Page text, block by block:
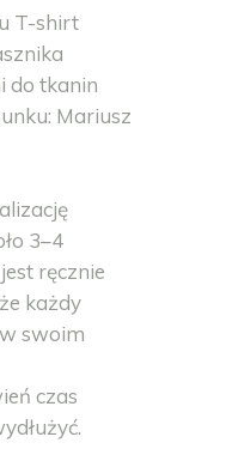
T-shirt
do tkanin
Mariusz
3–4
ręcznie
każdy
swoim
czas